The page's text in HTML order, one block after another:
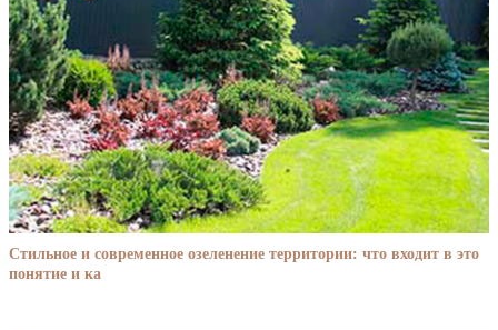
Стильное и современное озеленение территории: что входит в это
понятие и ка